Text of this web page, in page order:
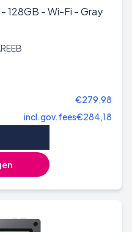
- 128GB - Wi-Fi - Gray
€279,98
incl.gov.fees€284,18